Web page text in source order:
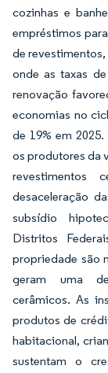
cozinhas e
empréstimos
de
onde as taxas
renovação
economias no
de 19% em
os produtores da
revestimentos
desaceleração
subsídio
Distritos
propriedade são
geram uma
cerâmicos. As
produtos de
habitacional,
sustentam o